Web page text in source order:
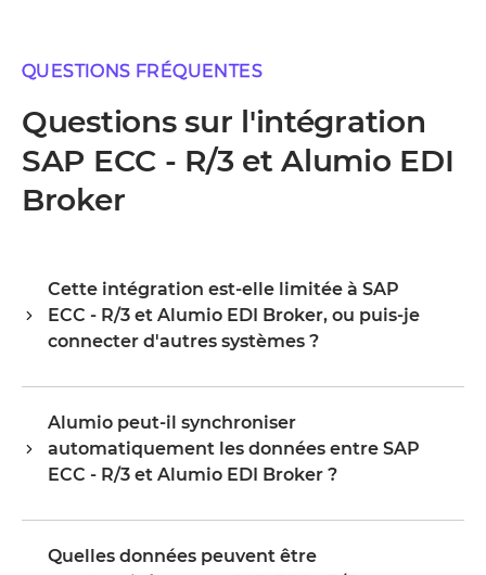
QUESTIONS FRÉQUENTES
Questions sur l'intégration
SAP ECC - R/3 et Alumio EDI
Broker
Cette intégration est-elle limitée à SAP
ECC - R/3 et Alumio EDI Broker, ou puis-je
connecter d'autres systèmes ?
votre limite. Une fois connectés, vous étendez la même
plateforme à votre ERP, PIM, WMS, CRM ou tout autre
système de votre environnement, en réutilisant la
Les organisations démarrent généralement avec une ou
deux intégrations et évoluent vers des dizaines sur la
même plateforme, sans que les coûts et la complexité
Alumio peut-il synchroniser
automatiquement les données entre SAP
ECC - R/3 et Alumio EDI Broker ?
temps réel ou selon un planning, en fonction de la
Quelles données peuvent être